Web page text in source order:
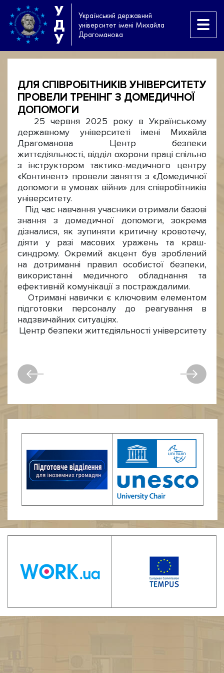
У
Д
У
Український державний
університет імені Михайла
Драгоманова
ДЛЯ СПІВРОБІТНИКІВ УНІВЕРСИТЕТУ
ПРОВЕЛИ ТРЕНІНГ З ДОМЕДИЧНОЇ
ДОПОМОГИ
25 червня 2025 року в Українському
державному університеті імені Михайла
Драгоманова Центр безпеки
життєдіяльності, відділ охорони праці спільно
з інструктором тактико-медичного центру
«Континент» провели заняття з «Домедичної
допомоги в умовах війни» для співробітників
університету.
Під час навчання учасники отримали базові
знання з домедичної допомоги, зокрема
дізналися, як зупиняти критичну кровотечу,
діяти у разі масових уражень та краш-
синдрому. Окремий акцент був зроблений
на дотриманні правил особистої безпеки,
використанні медичного обладнання та
ефективній комунікації з постраждалими.
Отримані навички є ключовим елементом
підготовки персоналу до реагування в
надзвичайних ситуаціях.
Центр безпеки життєдіяльності університету